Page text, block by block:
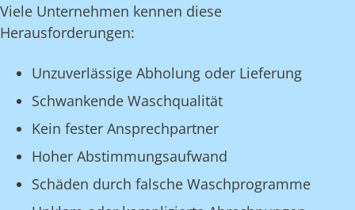
Viele Unternehmen kennen diese
Herausforderungen:
Unzuverlässige Abholung oder Lieferung
Schwankende Waschqualität
Kein fester Ansprechpartner
Hoher Abstimmungsaufwand
Schäden durch falsche Waschprogramme